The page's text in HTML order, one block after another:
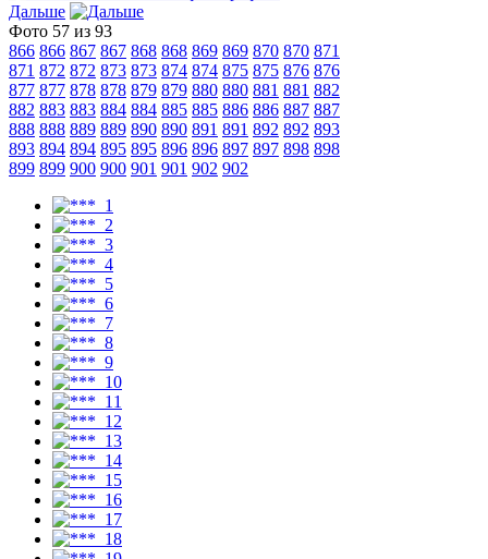
Дальше
Фото 57 из 93
866 866 867 867 868 868 869 869 870 870 871
871 872 872 873 873 874 874 875 875 876 876
877 877 878 878 879 879 880 880 881 881 882
882 883 883 884 884 885 885 886 886 887 887
888 888 889 889 890 890 891 891 892 892 893
893 894 894 895 895 896 896 897 897 898 898
899 899 900 900 901 901 902 902